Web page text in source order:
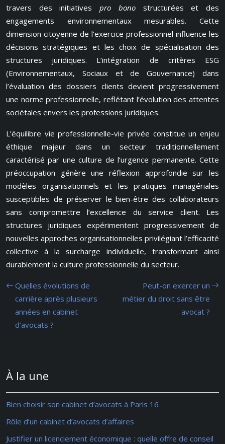
travers des initiativespro bonostructurées et des
engagements environnementaux mesurables. Cette
dimension citoyenne de l’exercice professionnel influence les
décisions stratégiques et les choix de spécialisation des
structures juridiques. L’intégration de critères ESG
(Environnementaux, Sociaux et de Gouvernance) dans
l’évaluation des dossiers clients devient progressivement
une norme professionnelle, reflétant l’évolution des attentes
sociétales envers les professions juridiques.
L’équilibre vie professionnelle-vie privée constitue un enjeu
éthique majeur dans un secteur traditionnellement
caractérisé par une culture de l’urgence permanente. Cette
préoccupation génère une réflexion approfondie sur les
modèles organisationnels et les pratiques managériales
susceptibles de préserver le bien-être des collaborateurs
sans compromettre l’excellence du service client. Les
structures juridiques expérimentent progressivement de
nouvelles approches organisationnelles privilégiant l’efficacité
collective à la surcharge individuelle, transformant ainsi
durablement la culture professionnelle du secteur.
Quelles évolutions de
carrière après plusieurs
années en cabinet
d’avocats ?
Peut-on exercer un
métier du droit sans être
avocat ?
À la une
Bien choisir son cabinet d’avocats à Paris 16
Rôle d’un cabinet d’avocats d’affaires
Justifier un licenciement économique : quelle offre de conseil